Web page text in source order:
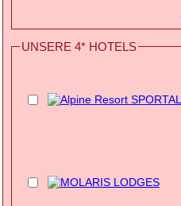
UNSERE 4* HOTELS